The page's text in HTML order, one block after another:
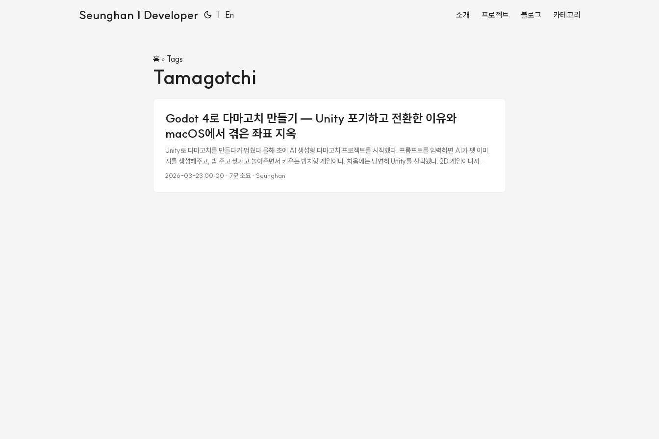
Seunghan | Developer | En 소개 프로젝트 블로그 카테고리
홈 » Tags
Tamagotchi
Godot 4로 다마고치 만들기 — Unity 포기하고 전환한 이유와
macOS에서 겪은 좌표 지옥
Unity로 다마고치를 만들다가 멈췄다 올해 초에 AI 생성형 다마고치 프로젝트를 시작했다. 프롬프트를 입력하면 AI가 펫 이미
지를 생성해주고, 밥 주고 씻기고 놀아주면서 키우는 방치형 게임이다. 처음에는 당연히 Unity를 선택했다. 2D 게임이니까
Unity면 충분하다고 생각했고, WebGL export로 모바일 웹뷰에 임베딩하면 크로스 플랫폼도 해결될 거라고 봤다. 문제는 바
2026-03-23 00:00 · 7분 소요· Seunghan